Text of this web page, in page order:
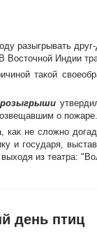
разыгрывать
В Восточной Индии
такой
розыгрыши
о пожаре.
как не сложно
и государя,
из театра:
день птиц